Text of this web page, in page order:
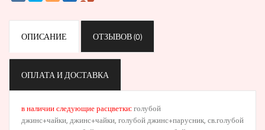
ОПИСАНИЕ ОТЗЫВОВ (0)
ОПЛАТА И ДОСТАВКА
в наличии следующие расцветки: голубой
джинс+чайки джинс+чайки голубой джинс+парусник св.голубой